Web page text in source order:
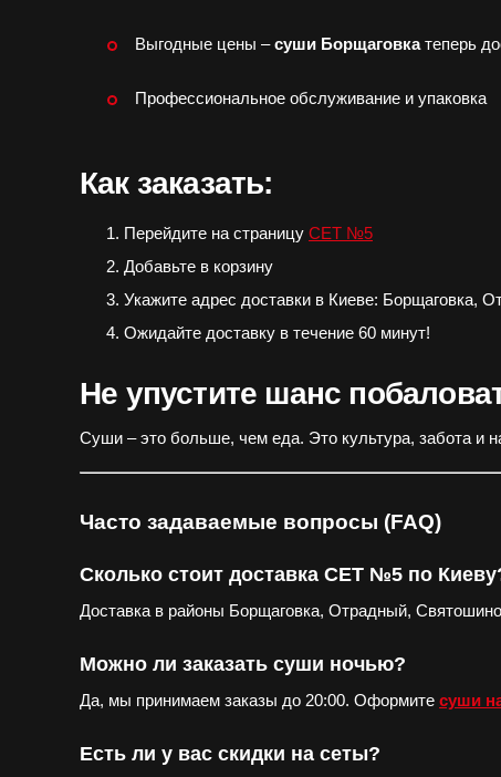
Выгодные цены –суши Борщаговкатеперь
Профессиональное обслуживание и упаковка
Как заказать:
Перейдите на страницу СЕТ №5
Добавьте в корзину
Укажите адрес доставки в Киеве: Борщаговка,
Ожидайте доставку в течение 60 минут!
Не упустите шанс
Суши – это больше, чем еда. Это культура, забота и
Часто задаваемые вопросы (FAQ)
Сколько стоит доставка СЕТ №5 по
Доставка в районы Борщаговка, Отрадный,
Можно ли заказать суши ночью?
Да, мы принимаем заказы до 20:00. Оформите суши
Есть ли у вас скидки на сеты?